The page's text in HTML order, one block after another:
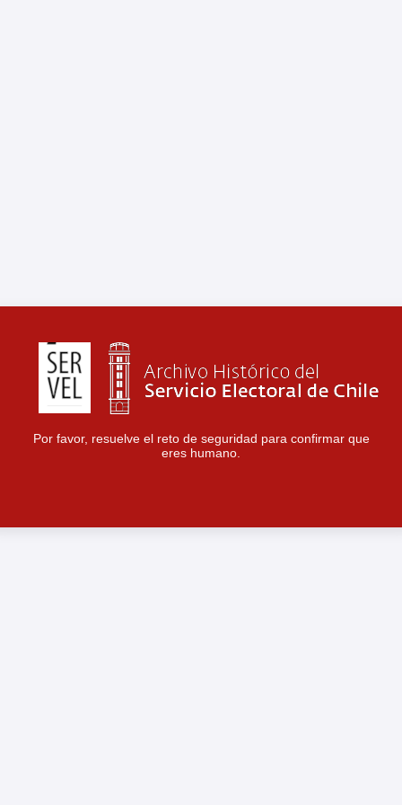
Por favor, resuelve el reto de seguridad para confirmar que
eres humano.